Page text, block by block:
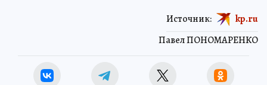
Павел ПОНОМАРЕНКО
Источник: kp.ru